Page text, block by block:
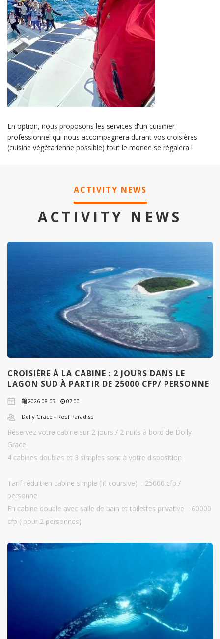
En option, nous proposons les services d'un cuisinier
professionnel qui nous accompagnera durant vos croisières
(cuisine végétarienne possible) tout le monde se régalera !
ACTIVITY NEWS
ACTIVITY NEWS
CROISIÈRE À LA CABINE : 2 JOURS DANS LE
LAGON SUD À PARTIR DE 25000 CFP/ PERSONNE
2026-08-07 - 07:00
Dolly Grace - Reef Paradise
Réservez votre cabine sur 2 jours / 2 nuits à bord de Dolly
Grace
4 cabines doubles et 3 simples sont à votre disposition
Tarif réduit en cabine simple (lit coursive) : 25000 cfp /
personne
En cabine double avec salle de bain et toilettes privative : 60000
cfp ( pour 2 personnes)